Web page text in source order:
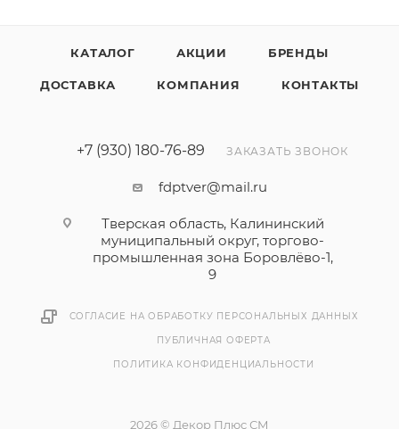
КАТАЛОГ АКЦИИ БРЕНДЫ
ДОСТАВКА КОМПАНИЯ КОНТАКТЫ
+7 (930) 180-76-89 ЗАКАЗАТЬ ЗВОНОК
fdptver@mail.ru
Тверская область, Калининский
муниципальный округ, торгово-
промышленная зона Боровлёво-1,
9
СОГЛАСИЕ НА ОБРАБОТКУ ПЕРСОНАЛЬНЫХ ДАННЫХ
ПУБЛИЧНАЯ ОФЕРТА
ПОЛИТИКА КОНФИДЕНЦИАЛЬНОСТИ
2026 © Декор Плюс СМ